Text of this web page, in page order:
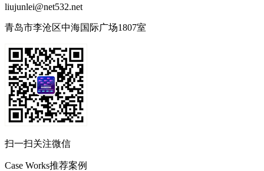
liujunlei@net532.net
青岛市李沧区中海国际广场1807室
扫一扫关注微信
Case Works推荐案例